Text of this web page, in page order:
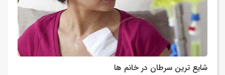
شایع ترین سرطان در خانم ها